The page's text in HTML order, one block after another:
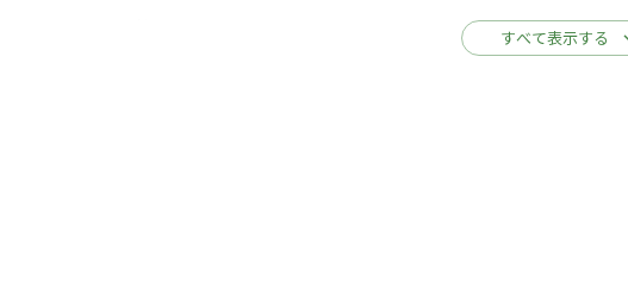
釣りやシーカヤック、ダイビングなど、海と山のアクティ
すべて表示する